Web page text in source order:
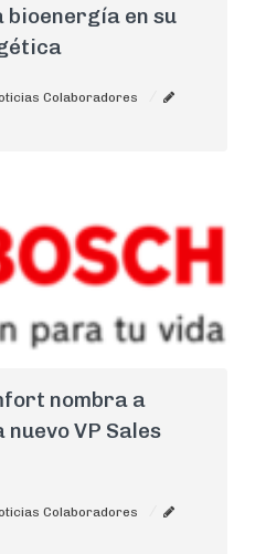
en su
Colaboradores
nombra a
VP Sales
Colaboradores